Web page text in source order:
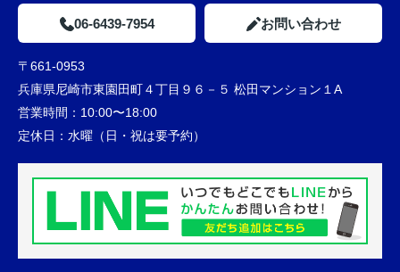
06-6439-7954 お問い合わせ
〒661-0953
兵庫県尼崎市東園田町４丁目９６－５ 松田マンション１A
営業時間： 10:00〜18:00
定休日： 水曜（日・祝は要予約）